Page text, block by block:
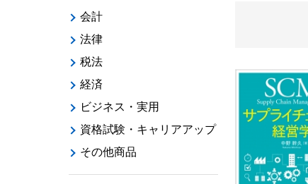
会計
法律
税法
経済
ビジネス・実用
資格試験・キャリアアップ
その他商品